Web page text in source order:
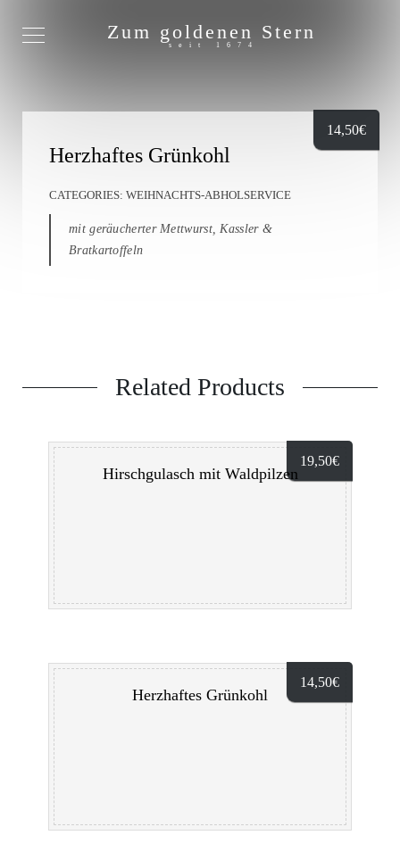
Zum goldenen Stern
seit 1674
Herzhaftes Grünkohl
CATEGORIES: WEIHNACHTS-ABHOLSERVICE
mit geräucherter Mettwurst, Kassler &
Bratkartoffeln
14,50€
Related Products
19,50€
Hirschgulasch mit Waldpilzen
14,50€
Herzhaftes Grünkohl